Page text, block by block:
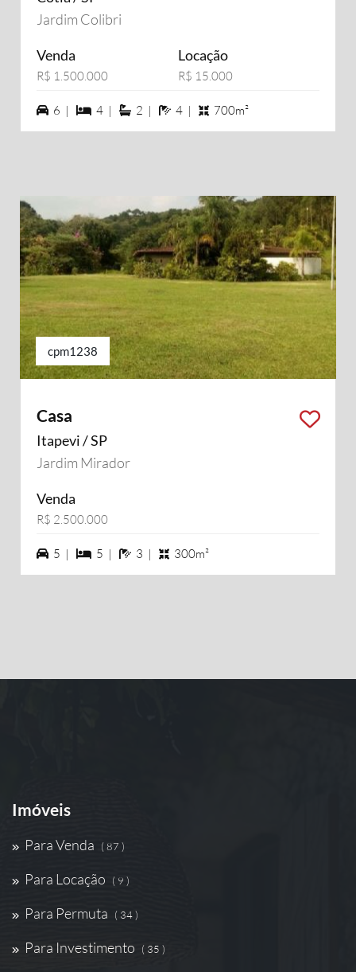
Jardim Colibri
Venda
R$ 1.500.000
Locação
R$ 15.000
6 vagas na garagem
6 | 4 dormiórios
4 | 2 suítes
2 | 4 banheiros
4 | 700m²
cpm1238
Casa
Itapevi / SP
Jardim Mirador
Venda
R$ 2.500.000
5 vagas na garagem
5 | 5 dormiórios
5 | 3 banheiros
3 | 300m²
Imóveis
Para Venda ( 87 )
Para Locação ( 9 )
Para Permuta ( 34 )
Para Investimento ( 35 )